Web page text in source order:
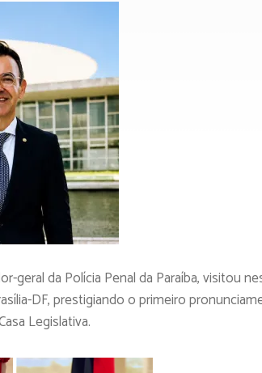
geral da Polícia Penal da Paraíba, visitou
DF, prestigiando o primeiro
Legislativa.